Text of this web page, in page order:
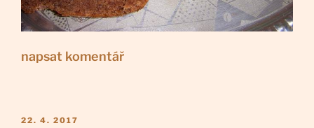
napsat komentář
PUBLIKOVÁNO
22. 4. 2017